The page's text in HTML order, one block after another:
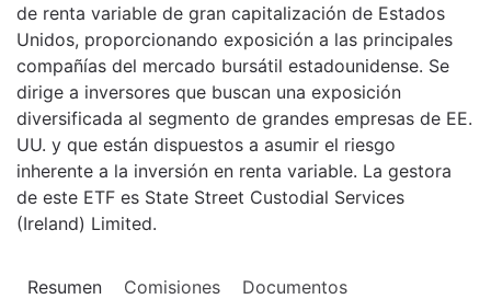
de renta variable de gran capitalización de Estados
Unidos, proporcionando exposición a las principales
compañías del mercado bursátil estadounidense. Se
dirige a inversores que buscan una exposición
diversificada al segmento de grandes empresas de EE.
UU. y que están dispuestos a asumir el riesgo
inherente a la inversión en renta variable. La gestora
de este ETF es State Street Custodial Services
(Ireland) Limited.
Resumen Comisiones Documentos